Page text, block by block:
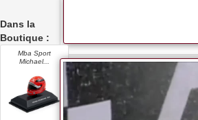
Dans la
Boutique :
Mba Sport
Michael...